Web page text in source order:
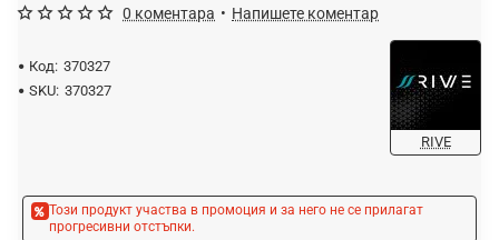
Код: 370327
SKU: 370327
RIVE
0 коментара • Напишете коментар
Този продукт участва в промоция и за него не се прилагат
прогресивни отстъпки.